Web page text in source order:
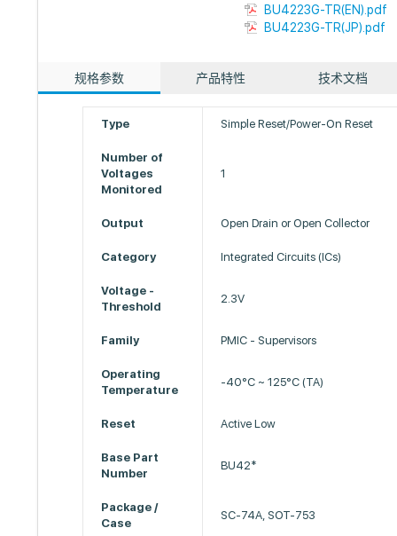
BU4223G-TR(EN).pdf
BU4223G-TR(JP).pdf
规格参数 产品特性 技术文档
Type Simple Reset/Power-On Reset
Number of
Voltages
Monitored
1
Output Open Drain or Open Collector
Category Integrated Circuits (ICs)
Voltage -
Threshold
2.3V
Family PMIC - Supervisors
Operating
Temperature
-40°C ~ 125°C (TA)
Reset Active Low
Base Part
Number
BU42*
Package /
Case
SC-74A, SOT-753